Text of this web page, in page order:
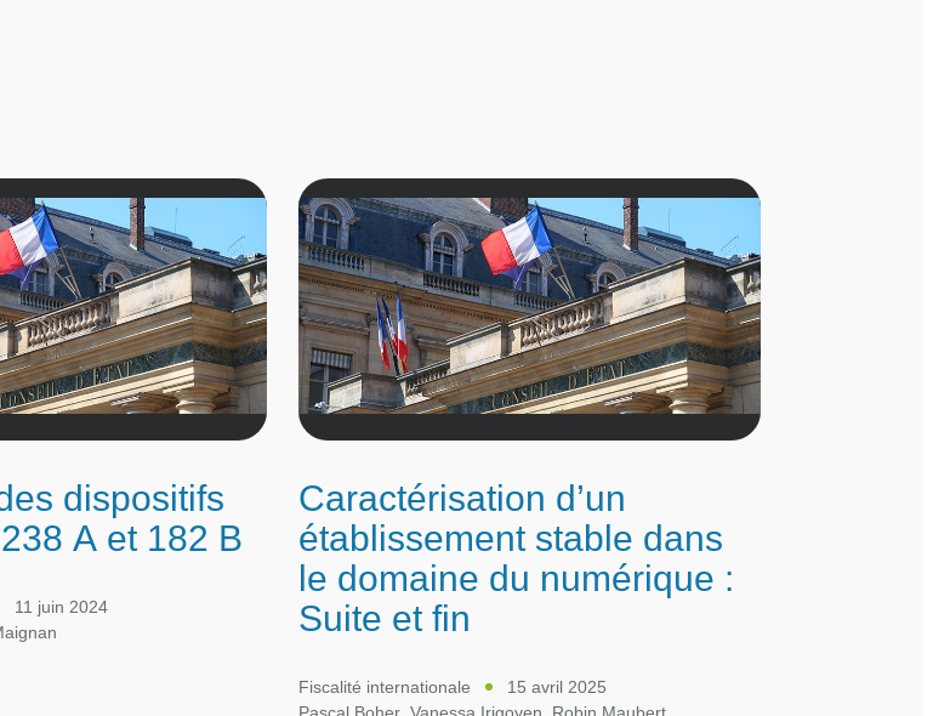
dispositifs
A et 182 B
11 juin 2024
Caractérisation d’un
établissement stable dans
le domaine du numérique :
Suite et fin
Fiscalité internationale
15 avril 2025